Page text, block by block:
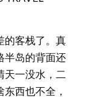
的客栈了。真
半岛的背面还
天一没水，二
西也不全，